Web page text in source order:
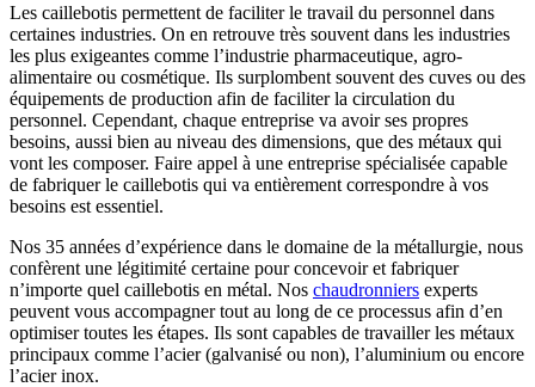
Les caillebotis permettent de faciliter le travail du personnel dans
certaines industries. On en retrouve très souvent dans les industries
les plus exigeantes comme l’industrie pharmaceutique, agro-
alimentaire ou cosmétique. Ils surplombent souvent des cuves ou des
équipements de production afin de faciliter la circulation du
personnel. Cependant, chaque entreprise va avoir ses propres
besoins, aussi bien au niveau des dimensions, que des métaux qui
vont les composer. Faire appel à une entreprise spécialisée capable
de fabriquer le caillebotis qui va entièrement correspondre à vos
besoins est essentiel.
Nos 35 années d’expérience dans le domaine de la métallurgie, nous
confèrent une légitimité certaine pour concevoir et fabriquer
n’importe quel caillebotis en métal. Nos chaudronniers experts
peuvent vous accompagner tout au long de ce processus afin d’en
optimiser toutes les étapes. Ils sont capables de travailler les métaux
principaux comme l’acier (galvanisé ou non), l’aluminium ou encore
l’acier inox.